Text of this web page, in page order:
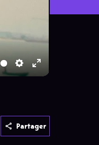
Settings
Enter
Partager